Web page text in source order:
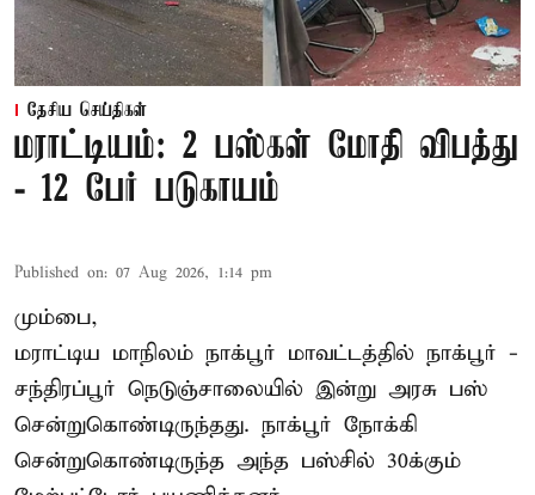
தேசிய செய்திகள்
மராட்டியம்: 2 பஸ்கள் மோதி விபத்து
- 12 பேர் படுகாயம்
Published on: 07 Aug 2026, 1:14 pm
மும்பை,
மராட்டிய மாநிலம் நாக்பூர் மாவட்டத்தில் நாக்பூர் -
சந்திரப்பூர் நெடுஞ்சாலையில் இன்று அரசு பஸ்
சென்றுகொண்டிருந்தது. நாக்பூர் நோக்கி
சென்றுகொண்டிருந்த அந்த பஸ்சில் 30க்கும்